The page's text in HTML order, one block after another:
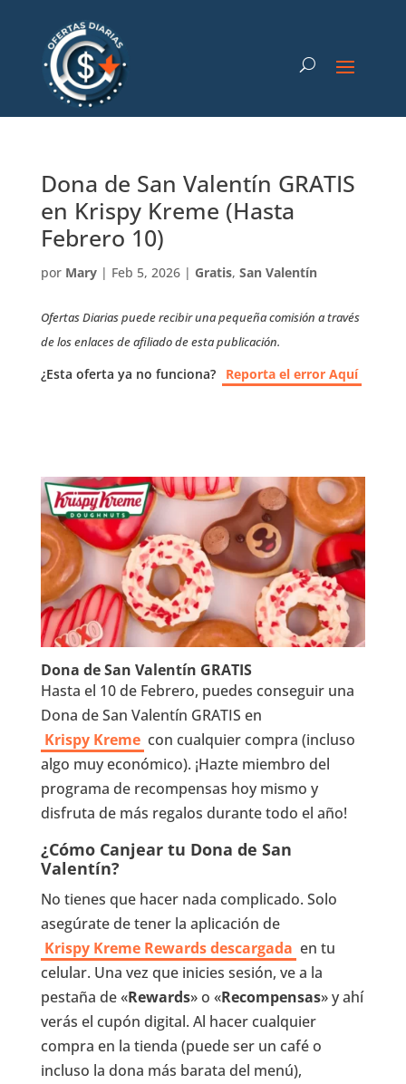
Dona de San Valentín GRATIS
en Krispy Kreme (Hasta
Febrero 10)
por Mary| Feb 5, 2026| Gratis, San Valentín
Ofertas Diarias puede recibir una pequeña comisión a través
de los enlaces de afiliado de esta publicación.
¿Esta oferta ya no funciona? Reporta el error Aquí
Dona de San Valentín GRATIS
Hasta el 10 de Febrero, puedes conseguir una
Dona de San Valentín GRATIS en
Krispy Kreme con cualquier compra (incluso
algo muy económico). ¡Hazte miembro del
programa de recompensas hoy mismo y
disfruta de más regalos durante todo el año!
¿Cómo Canjear tu Dona de San
Valentín?
No tienes que hacer nada complicado. Solo
asegúrate de tener la aplicación de
Krispy Kreme Rewards descargada en tu
celular. Una vez que inicies sesión, ve a la
pestaña de «Rewards» o «Recompensas» y ahí
verás el cupón digital. Al hacer cualquier
compra en la tienda (puede ser un café o
incluso la dona más barata del menú),